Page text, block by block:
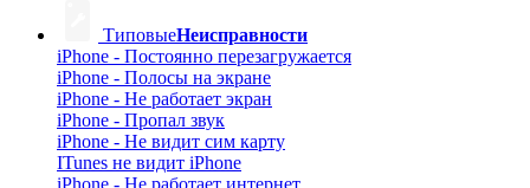
ТиповыеНеисправности
iPhone - Постоянно перезагружается
iPhone - Полосы на экране
iPhone - Не работает экран
iPhone - Пропал звук
iPhone - Не видит сим карту
ITunes не видит iPhone
iPhone - Не работает интернет